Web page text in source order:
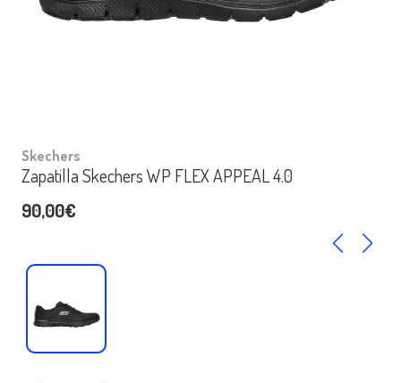
Skechers
Zapatilla Skechers WP FLEX APPEAL 4.0
90,00€